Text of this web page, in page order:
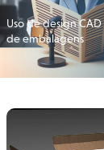
Uso de design
de embalagens